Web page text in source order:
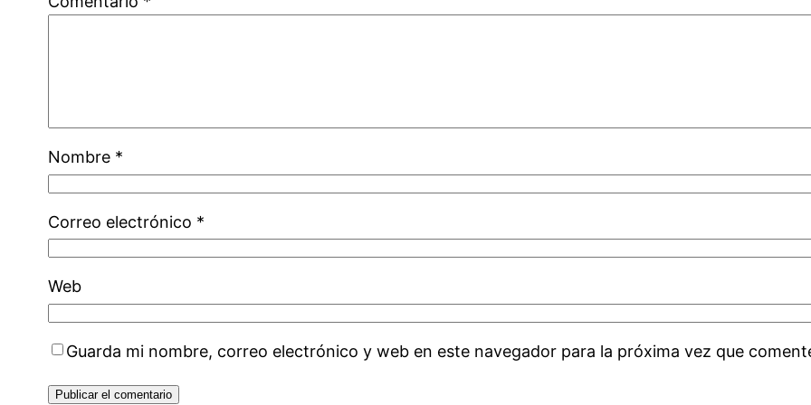
Nombre *
Correo electrónico *
Web
Guarda mi nombre, correo electrónico y web en este navegador para la próxima vez que